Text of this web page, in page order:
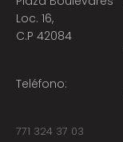
Loc. 16,
C.P 42084
Teléfono:
771 324 37 03